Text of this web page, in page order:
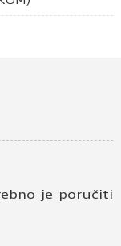
je poručiti